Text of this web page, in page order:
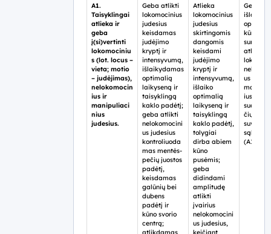
A1.
Taisyklingai
atlieka ir
geba
į(si)vertinti
lokomociniu
s (lot. locus –
vieta; motio
– judėjimas),
nelokomocin
ius ir
manipuliaci
nius
judesius.
Geba atlikti
lokomocinius
judesius
keisdamas
judėjimo
kryptį ir
intensyvumą,
išlaikydamas
optimalią
laikyseną ir
taisyklingą
kaklo padėtį;
geba atlikti
nelokomocini
us judesius
kontroliuoda
mas mentės-
pečių juostos
padėtį,
keisdamas
galūnių bei
dubens
padėtį ir
kūno svorio
centrą;
atlikdamas
Atlieka
lokomocinius
judesius
skirtingomis
dangomis
keisdami
judėjimo
kryptį ir
intensyvumą,
išlaiko
optimalią
laikyseną ir
taisyklingą
kaklo padėtį,
tolygiai
dirba abiem
kūno
pusėmis;
geba
didindami
amplitudę
atlikti
įvairius
nelokomocini
us judesius,
keičiant
Geba
išlaikyti
kūno
us ar
ius
čių
(A1.3).